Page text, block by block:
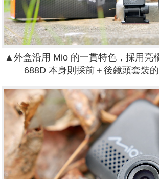
▲外盒沿用 Mio 的一貫特色，採用亮
688D 本身則採前＋後鏡頭套裝的